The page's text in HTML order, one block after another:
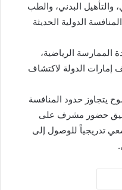
والتأهيل البدني، والطب
الدولية الحديثة
الرياضية،
إمارات الدولة لاكتشاف
يتجاوز حدود المنافسة
حضور مشرف على
تدريجياً للوصول إلى